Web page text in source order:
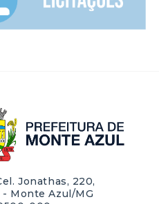
Jonathas, 220,
Monte Azul/MG